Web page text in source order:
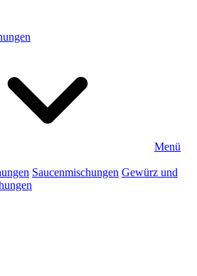
Menü
Saucenmischungen Gewürz und